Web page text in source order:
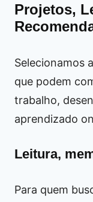
Projetos,
Selecionamos
que podem
trabalho,
aprendizado
Leitura,
Para quem